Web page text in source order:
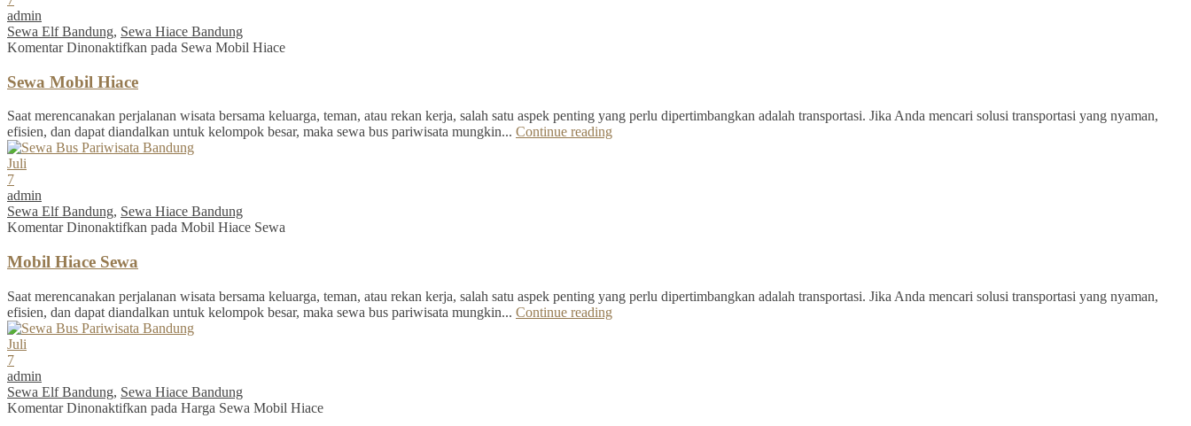
admin
Sewa Elf Bandung, Sewa Hiace Bandung
Komentar Dinonaktifkan pada Sewa Mobil Hiace
Sewa Mobil Hiace
Saat merencanakan perjalanan wisata bersama keluarga, teman, atau rekan kerja, salah satu aspek penting yang perlu dipertimbangkan adalah transportasi. Jika Anda mencari solusi transportasi yang nyaman,
efisien, dan dapat diandalkan untuk kelompok besar, maka sewa bus pariwisata mungkin... Continue reading
Juli
7
admin
Sewa Elf Bandung, Sewa Hiace Bandung
Komentar Dinonaktifkan pada Mobil Hiace Sewa
Mobil Hiace Sewa
Saat merencanakan perjalanan wisata bersama keluarga, teman, atau rekan kerja, salah satu aspek penting yang perlu dipertimbangkan adalah transportasi. Jika Anda mencari solusi transportasi yang nyaman,
efisien, dan dapat diandalkan untuk kelompok besar, maka sewa bus pariwisata mungkin... Continue reading
Juli
7
admin
Sewa Elf Bandung, Sewa Hiace Bandung
Komentar Dinonaktifkan pada Harga Sewa Mobil Hiace